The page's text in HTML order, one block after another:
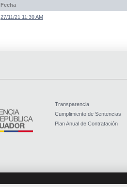
Fecha
27/11/21 11:39 AM
Transparencia
Cumplimiento de Sentencias
Plan Anual de Contratación